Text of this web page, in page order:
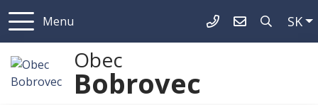
Menu +421 44 5596501
SK
Obec
Bobrovec